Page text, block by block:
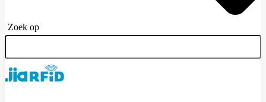
Zoek op